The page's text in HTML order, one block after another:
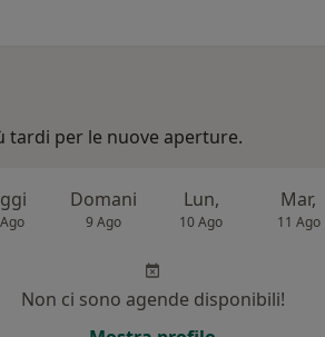
tardi per le nuove aperture.
Domani
9 Ago
Lun,
10 Ago
Mar,
11 Ago
Non ci sono agende disponibili!